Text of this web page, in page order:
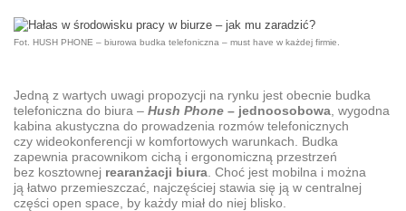
Fot. HUSH PHONE – biurowa budka telefoniczna – must have w każdej firmie.
Jedną z wartych uwagi propozycji na rynku jest obecnie budka
telefoniczna do biura – Hush Phone – jednoosobowa , wygodna
kabina akustyczna do prowadzenia rozmów telefonicznych
czy wideokonferencji w komfortowych warunkach. Budka
zapewnia pracownikom cichą i ergonomiczną przestrzeń
bez kosztownej rearanżacji biura . Choć jest mobilna i można
ją łatwo przemieszczać, najczęściej stawia się ją w centralnej
części open space, by każdy miał do niej blisko.